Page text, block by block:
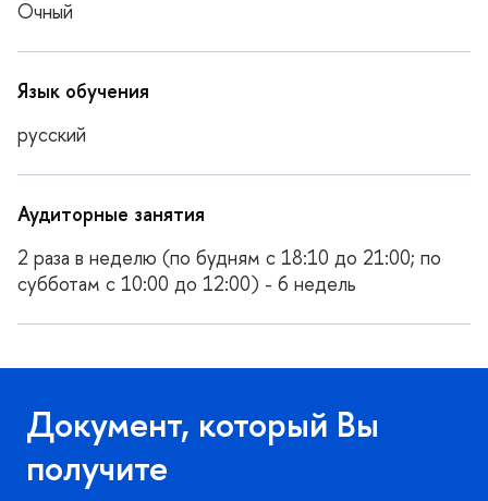
Очный
Язык обучения
русский
Аудиторные занятия
2 раза в неделю (по будням с 18:10 до 21:00; по
субботам с 10:00 до 12:00) - 6 недель
Документ, который Вы
получите